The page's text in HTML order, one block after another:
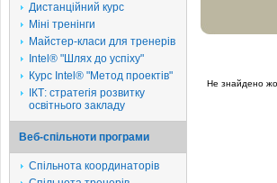
Дистанційний курс
Міні тренінги
Майстер-класи для тренерів
Intel® "Шлях до успіху"
Курс Intel® "Метод проектів"
ІКТ: стратегія розвитку
освітнього закладу
Веб-спільноти програми
Спільнота координаторів
Не знайдено